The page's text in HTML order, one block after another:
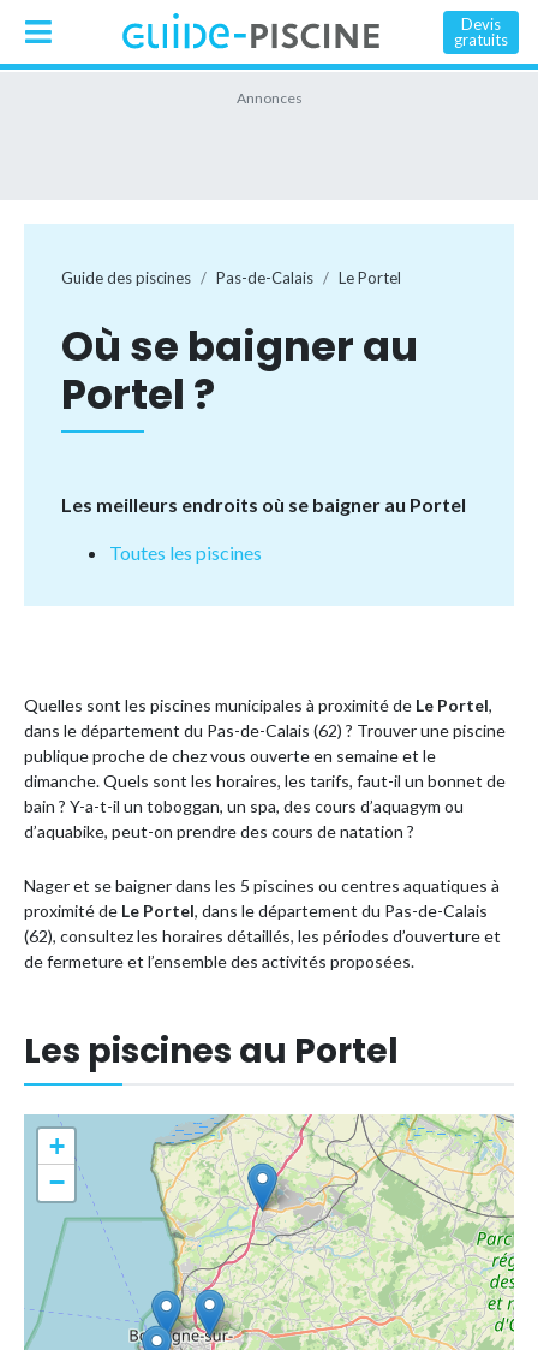
Devis
gratuits
Guide des piscines Pas-de-Calais Le Portel
Où se baigner au
Portel ?
Les meilleurs endroits où se baigner au Portel
Toutes les piscines
Quelles sont les piscines municipales à proximité de Le Portel,
dans le département du Pas-de-Calais (62) ? Trouver une piscine
publique proche de chez vous ouverte en semaine et le
dimanche. Quels sont les horaires, les tarifs, faut-il un bonnet de
bain ? Y-a-t-il un toboggan, un spa, des cours d’aquagym ou
d’aquabike, peut-on prendre des cours de natation ?
Nager et se baigner dans les 5 piscines ou centres aquatiques à
proximité de Le Portel, dans le département du Pas-de-Calais
(62), consultez les horaires détaillés, les périodes d’ouverture et
de fermeture et l’ensemble des activités proposées.
Les piscines au Portel
+
−